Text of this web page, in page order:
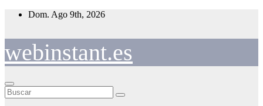
Saltar
Dom. Ago 9th, 2026
webinstant.es